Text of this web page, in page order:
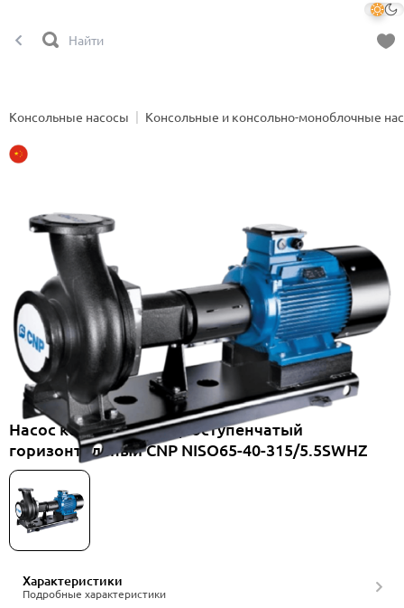
Консольные насосы Консольные и консольно-моноблочные
Насос консольный одноступенчатый
горизонтальный CNP NISO65-40-315/5.5SWHZ
Характеристики
Подробные характеристики